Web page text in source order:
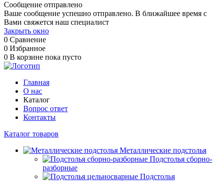
Сообщение отправлено
Ваше сообщение успешно отправлено. В ближайшее время с
Вами свяжется наш специалист
Закрыть окно
0 Сравнение
0 Избранное
0 В корзине пока пусто
Главная
О нас
Каталог
Вопрос ответ
Контакты
Каталог товаров
Металлические подстолья
Подстолья сборно-
разборные
Подстолья